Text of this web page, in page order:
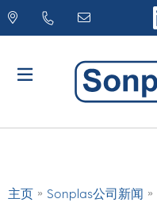
主页 » Sonplas公司新闻 »